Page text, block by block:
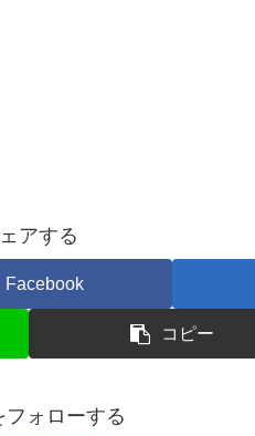
アする
Facebook
コピー
フォローする